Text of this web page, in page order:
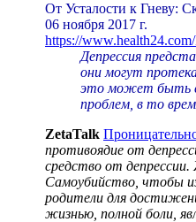
От Усталости к Гневу:
06 ноября 2017 г.
https://
Депрессия
они могут
это может быть
проблем, в то
ZetaTalk
противоядие от
средство от
Самоубийство, чтобы
родители для
жизнью, полной боли,